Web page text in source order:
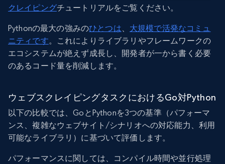
クレイピングチュートリアルをご覧ください。
Pythonの最大の強みのひとつは、 大規模で活発なコミュ
ニティです。これによりライブラリやフレームワークの
エコシステムが絶えず成長し、開発者が一から書く必要
のあるコード量を削減します。
ウェブスクレイピングタスクにおけるGo対Python
以下の比較では、GoとPythonを3つの基準（パフォーマ
ンス、複雑なウェブサイト/シナリオへの対応能力、利用
可能なライブラリ）に基づいて評価します。
パフォーマンスに関しては、コンパイル時間や並行処理